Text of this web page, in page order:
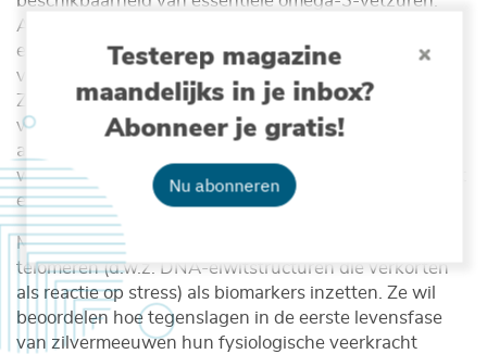
Testerep magazine
maandelijks in je inbox?
Abonneer je gratis!
Nu abonneren
Anderzijds zorgt een toenemende verstedelijking voor
een hogere omega-6:omega-3-verhouding in de
voeding, met daarbovenop kwikverontreiniging.
Zeevogels zijn eierleggend en geven veranderingen in
voedsel en verontreiniging via het ei rechtstreeks door
aan het nageslacht. Bij zilvermeeuwen leiden
wijzigingen in de foerageerstrategie van de moeder tot
een gradiënt van onderontwikkelingen in de kuikens.
Met de BMRI-beurs zal Sophia Knoch (UGent)
telomeren (d.w.z. DNA-eiwitstructuren die verkorten
als reactie op stress) als biomarkers inzetten. Ze wil
beoordelen hoe tegenslagen in de eerste levensfase
van zilvermeeuwen hun fysiologische veerkracht